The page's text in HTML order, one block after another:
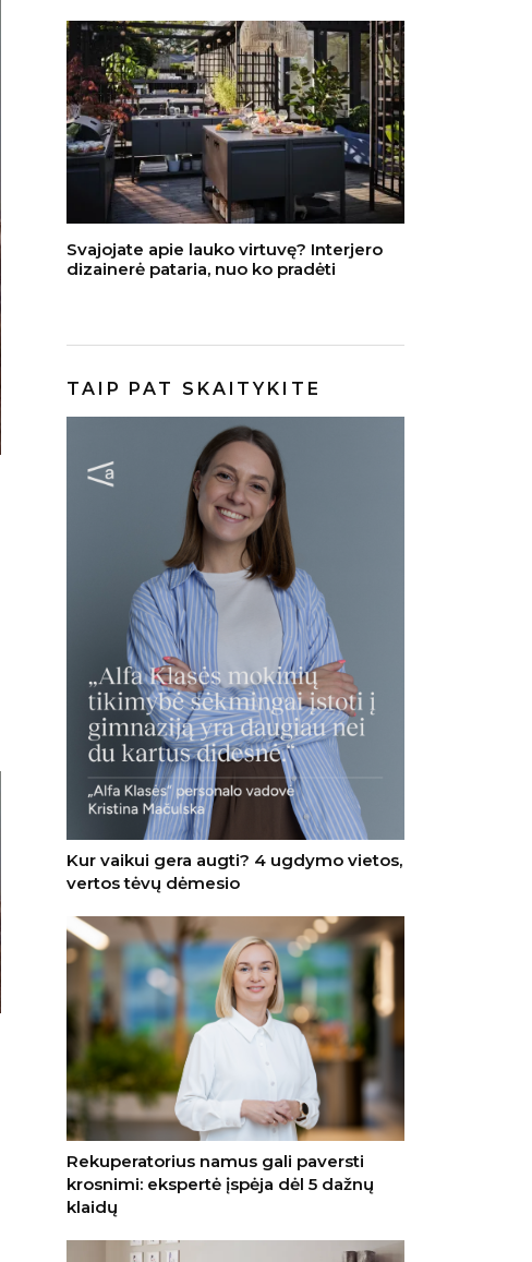
Svajojate apie lauko virtuvę? Interjero
dizainerė pataria, nuo ko pradėti
TAIP PAT SKAITYKITE
Kur vaikui gera augti? 4 ugdymo vietos,
vertos tėvų dėmesio
Rekuperatorius namus gali paversti
krosnimi: ekspertė įspėja dėl 5 dažnų
klaidų